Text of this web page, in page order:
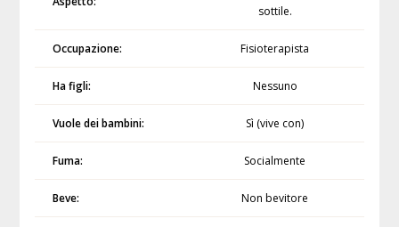
sottile.
Occupazione: Fisioterapista
Ha figli: Nessuno
Vuole dei bambini: Sì (vive con)
Fuma: Socialmente
Beve: Non bevitore